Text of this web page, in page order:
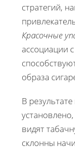
стратегий,
Красочные
ассоциации
образа
В
видят
склонны